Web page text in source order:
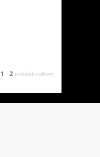
1 -2 položek celkem